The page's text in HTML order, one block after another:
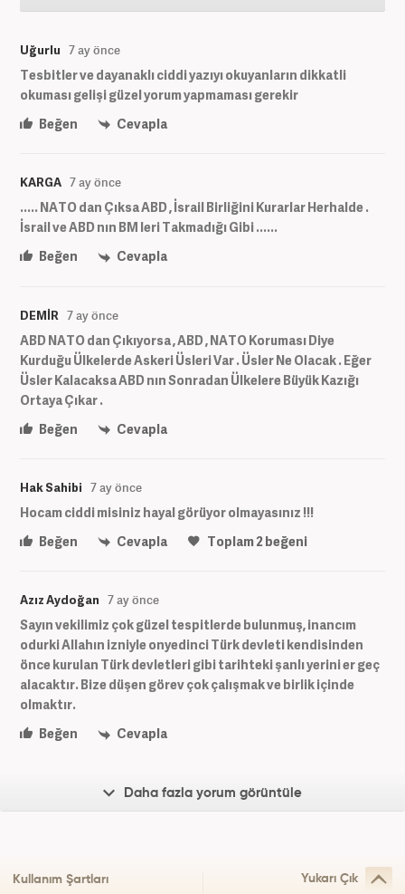
Uğurlu 7 ay önce
Tesbitler ve dayanaklı ciddi yazıyı okuyanların dikkatli
okuması gelişi güzel yorum yapmaması gerekir
Beğen
Cevapla
KARGA 7 ay önce
..... NATO dan Çıksa ABD , İsrail Birliğini Kurarlar Herhalde .
İsrail ve ABD nın BM leri Takmadığı Gibi ......
Beğen
Cevapla
DEMİR 7 ay önce
ABD NATO dan Çıkıyorsa , ABD , NATO Koruması Diye
Kurduğu Ülkelerde Askeri Üsleri Var . Üsler Ne Olacak . Eğer
Üsler Kalacaksa ABD nın Sonradan Ülkelere Büyük Kazığı
Ortaya Çıkar .
Beğen
Cevapla
Hak Sahibi 7 ay önce
Hocam ciddi misiniz hayal görüyor olmayasınız !!!
Beğen
Cevapla Toplam2beğeni
Azız Aydoğan 7 ay önce
Sayın vekilimiz çok güzel tespitlerde bulunmuş, inancım
odurki Allahın izniyle onyedinci Türk devleti kendisinden
önce kurulan Türk devletleri gibi tarihteki şanlı yerini er geç
alacaktır. Bize düşen görev çok çalışmak ve birlik içinde
olmaktır.
Beğen
Cevapla
Daha fazla yorum görüntüle
Kullanım Şartları Yukarı Çık